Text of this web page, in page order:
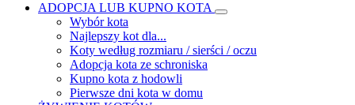
ADOPCJA LUB KUPNO KOTA
Wybór kota
Najlepszy kot dla...
Koty według rozmiaru / sierści / oczu
Adopcja kota ze schroniska
Kupno kota z hodowli
Pierwsze dni kota w domu